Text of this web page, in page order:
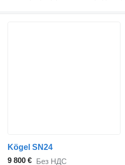
Kögel SN24
9 800 € Без НДС